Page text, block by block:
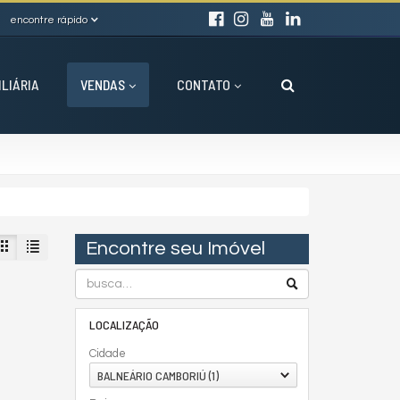
encontre rápido
VENDAS CONTATO
Encontre seu Imóvel
LOCALIZAÇÃO
Cidade
BALNEÁRIO CAMBORIÚ (1)